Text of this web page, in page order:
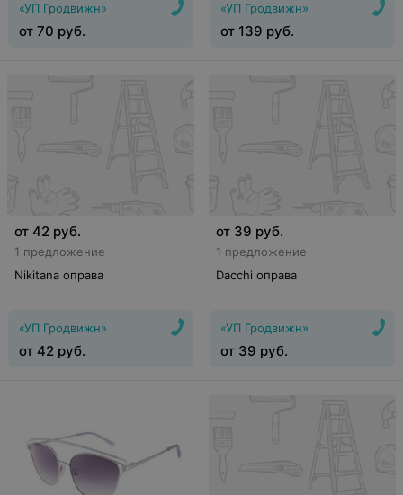
«УП Гродвижн»
от 70 руб.
«УП Гродвижн»
от 139 руб.
от 42 руб.
1 предложение
Nikitana оправа
«УП Гродвижн»
от 42 руб.
от 39 руб.
1 предложение
Dacchi оправа
«УП Гродвижн»
от 39 руб.